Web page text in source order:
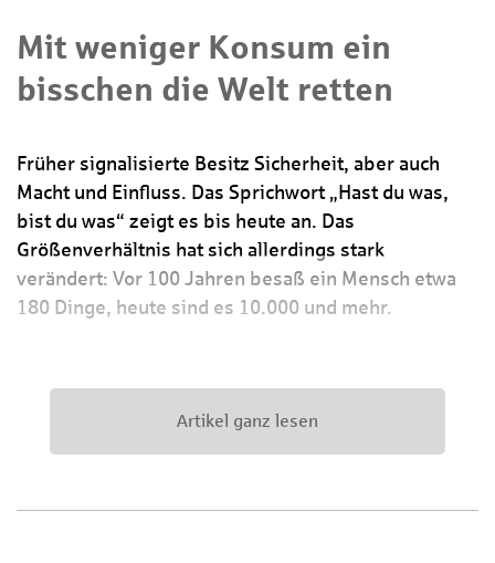
Mit weniger Konsum ein
bisschen die Welt retten
Früher signalisierte Besitz Sicherheit, aber auch
Macht und Einfluss. Das Sprichwort „Hast du was,
bist du was“ zeigt es bis heute an. Das
Größenverhältnis hat sich allerdings stark
verändert: Vor 100 Jahren besaß ein Mensch etwa
180 Dinge, heute sind es 10.000 und mehr.
Artikel ganz lesen